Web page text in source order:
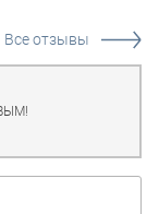
Все отзывы